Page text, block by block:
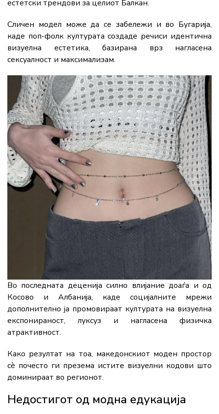
естетски трендови за целиот Балкан.
Сличен модел може да се забележи и во Бугарија,
каде поп-фолк културата создаде речиси идентична
визуелна естетика, базирана врз нагласена
сексуалност и максимализам.
Во последната деценија силно влијание доаѓа и од
Косово и Албанија, каде социјалните мрежи
дополнително ја промовираат културата на визуелна
експонираност, луксуз и нагласена физичка
атрактивност.
Како резултат на тоа, македонскиот моден простор
сè почесто ги презема истите визуелни кодови што
доминираат во регионот.
Недостигот од модна едукација